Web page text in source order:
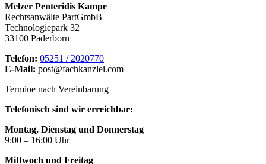
Melzer Penteridis Kampe
Rechtsanwälte PartGmbB
Technologiepark 32
33100 Paderborn
Telefon: 05251 / 2020770
E-Mail: post@fachkanzlei.com
Termine nach Vereinbarung
Telefonisch sind wir erreichbar:
Montag, Dienstag und Donnerstag
9:00 – 16:00 Uhr
Mittwoch und Freitag